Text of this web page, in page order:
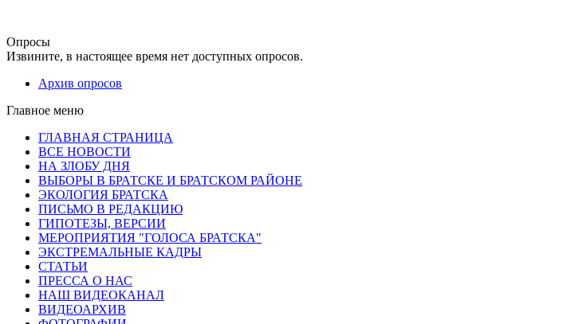
Опросы
Извините, в настоящее время нет доступных опросов.
Архив опросов
Главное меню
ГЛАВНАЯ СТРАНИЦА
ВСЕ НОВОСТИ
НА ЗЛОБУ ДНЯ
ВЫБОРЫ В БРАТСКЕ И БРАТСКОМ РАЙОНЕ
ЭКОЛОГИЯ БРАТСКА
ПИСЬМО В РЕДАКЦИЮ
ГИПОТЕЗЫ, ВЕРСИИ
МЕРОПРИЯТИЯ "ГОЛОСА БРАТСКА"
ЭКСТРЕМАЛЬНЫЕ КАДРЫ
СТАТЬИ
ПРЕССА О НАС
НАШ ВИДЕОКАНАЛ
ВИДЕОАРХИВ